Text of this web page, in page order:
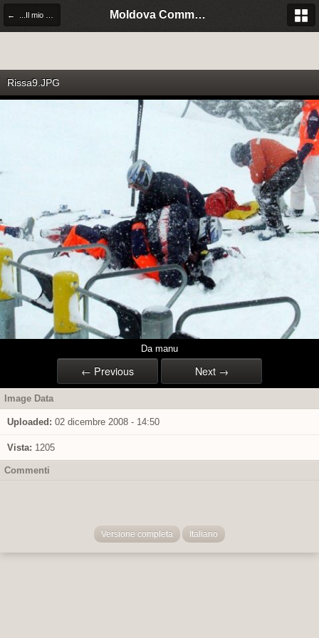
Moldova Community Italia
Rissa9.JPG
Da manu
← Previous Next →
Image Data
Uploaded: 02 dicembre 2008 - 14:50
Vista: 1205
Commenti
Versione completa Italiano